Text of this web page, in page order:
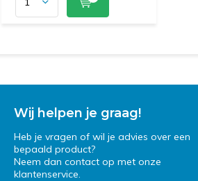
Wij helpen je graag!
Heb je vragen of wil je advies over een
bepaald product?
Neem dan contact op met onze
klantenservice.